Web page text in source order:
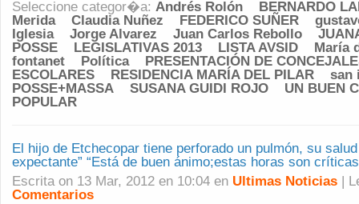
Seleccione categor�a: Andrés Rolón
BERNARDO
Merida
Claudia Nuñez FEDERICO SUÑER
Iglesia
Jorge Alvarez Juan Carlos Rebollo
POSSE
LEGISLATIVAS 2013 LISTA AVSID
María
fontanet
Política
PRESENTACIÓN DE
ESCOLARES
RESIDENCIA MARÍA DEL PILAR
san
POSSE+MASSA
SUSANA GUIDI ROJO
UN BUEN
POPULAR
El hijo de Etchecopar tiene perforado un pulmón, su
expectante” “Está de buen ánimo;estas horas son
Escrita on 13 Mar, 2012 en 10:04 en Ultimas Noticias |
Comentarios